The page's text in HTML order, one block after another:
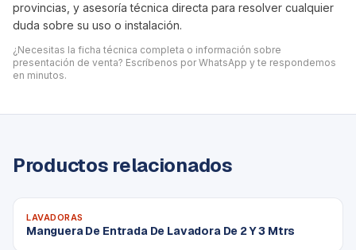
provincias, y asesoría técnica directa para resolver cualquier
duda sobre su uso o instalación.
¿Necesitas la ficha técnica completa o información sobre
presentación de venta? Escríbenos por WhatsApp y te respondemos
en minutos.
Productos relacionados
LAVADORAS
Manguera De Entrada De Lavadora De 2 Y 3 Mtrs